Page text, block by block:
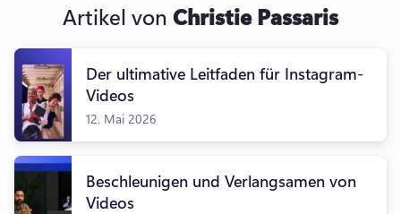
Artikel von Christie Passaris
Der ultimative Leitfaden für Instagram-
Videos
12. Mai 2026
Beschleunigen und Verlangsamen von
Videos